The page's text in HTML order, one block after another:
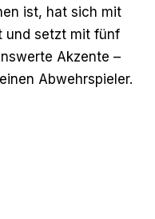
ist, hat sich mit
und setzt mit fünf
Akzente –
Abwehrspieler.